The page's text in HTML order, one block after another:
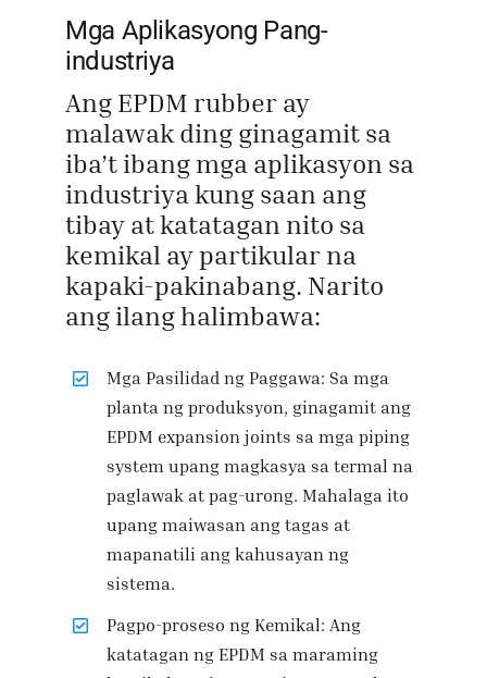
Mga Aplikasyong Pang-
industriya
Ang EPDM rubber ay
malawak ding ginagamit sa
iba’t ibang mga aplikasyon sa
industriya kung saan ang
tibay at katatagan nito sa
kemikal ay partikular na
kapaki-pakinabang. Narito
ang ilang halimbawa:
Mga Pasilidad ng Paggawa: Sa mga
planta ng produksyon, ginagamit ang
EPDM expansion joints sa mga piping
system upang magkasya sa termal na
paglawak at pag-urong. Mahalaga ito
upang maiwasan ang tagas at
mapanatili ang kahusayan ng
sistema.
Pagpo-proseso ng Kemikal: Ang
katatagan ng EPDM sa maraming